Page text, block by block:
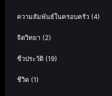
ความสัมพันธ์ในครอบครัว (4)
จิตวิทยา (2)
ชีวประวัติ (19)
ชีวิต (1)